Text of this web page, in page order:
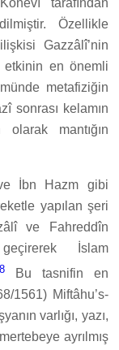
tarafından
Özellikle
Gazzâlî’nin
etkinin en önemli
metafiziğin
sonrası kelamın
mantığın
İbn Hazm gibi
yapılan şeri
ve Fahreddîn
İslam
Bu tasnifin en
1561) Miftâhu’s-
varlığı, yazı,
ayrılmış